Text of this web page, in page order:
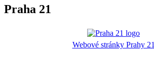
Praha 21
Webové stránky Prahy 21